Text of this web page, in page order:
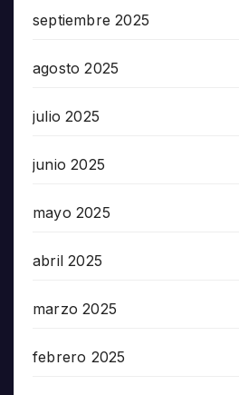
septiembre 2025
agosto 2025
julio 2025
junio 2025
mayo 2025
abril 2025
marzo 2025
febrero 2025